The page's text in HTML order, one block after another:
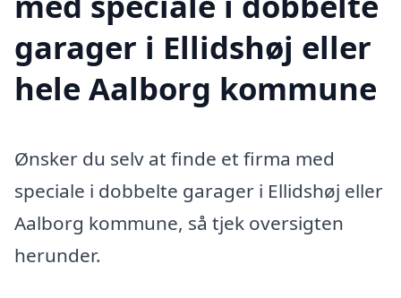
garager i Ellidshøj eller
hele Aalborg kommune
Ønsker du selv at finde et firma med
speciale i dobbelte garager i Ellidshøj eller
Aalborg kommune, så tjek oversigten
herunder.